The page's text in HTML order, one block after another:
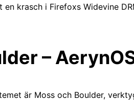
en krasch i Firefoxs Widevine
–
är Moss och Boulder,